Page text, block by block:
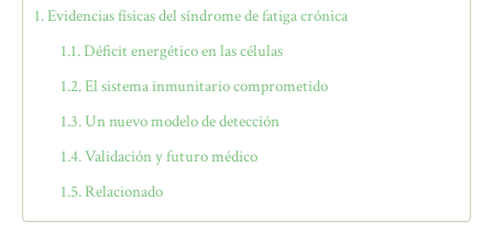
Evidencias físicas del síndrome de fatiga crónica
Déficit energético en las células
El sistema inmunitario comprometido
Un nuevo modelo de detección
Validación y futuro médico
Relacionado